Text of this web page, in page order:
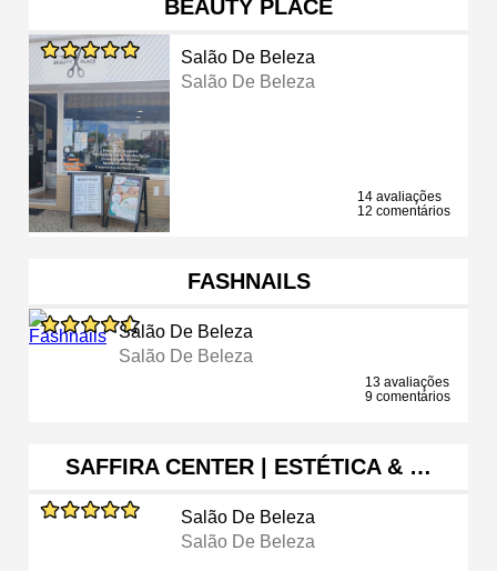
BEAUTY PLACE
Salão De Beleza
Salão De Beleza
14 avaliações
12 comentários
FASHNAILS
Salão De Beleza
Salão De Beleza
13 avaliações
9 comentários
SAFFIRA CENTER | ESTÉTICA & …
Salão De Beleza
Salão De Beleza